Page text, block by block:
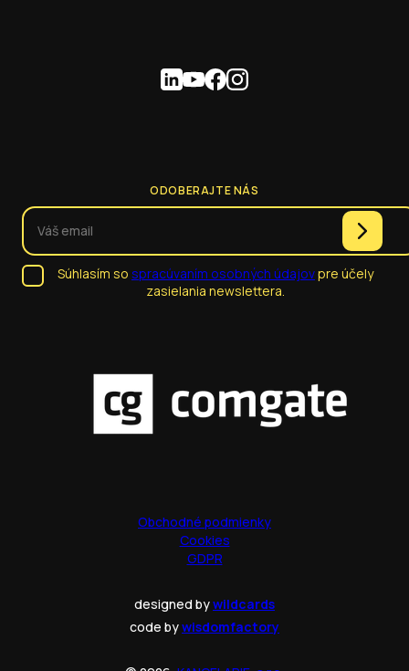
ODOBERAJTE NÁS
Súhlasím so spracúvaním osobných údajovpre účely
zasielania newslettera.
Obchodné podmienky
Cookies
GDPR
designed bywildcards
code bywisdomfactory